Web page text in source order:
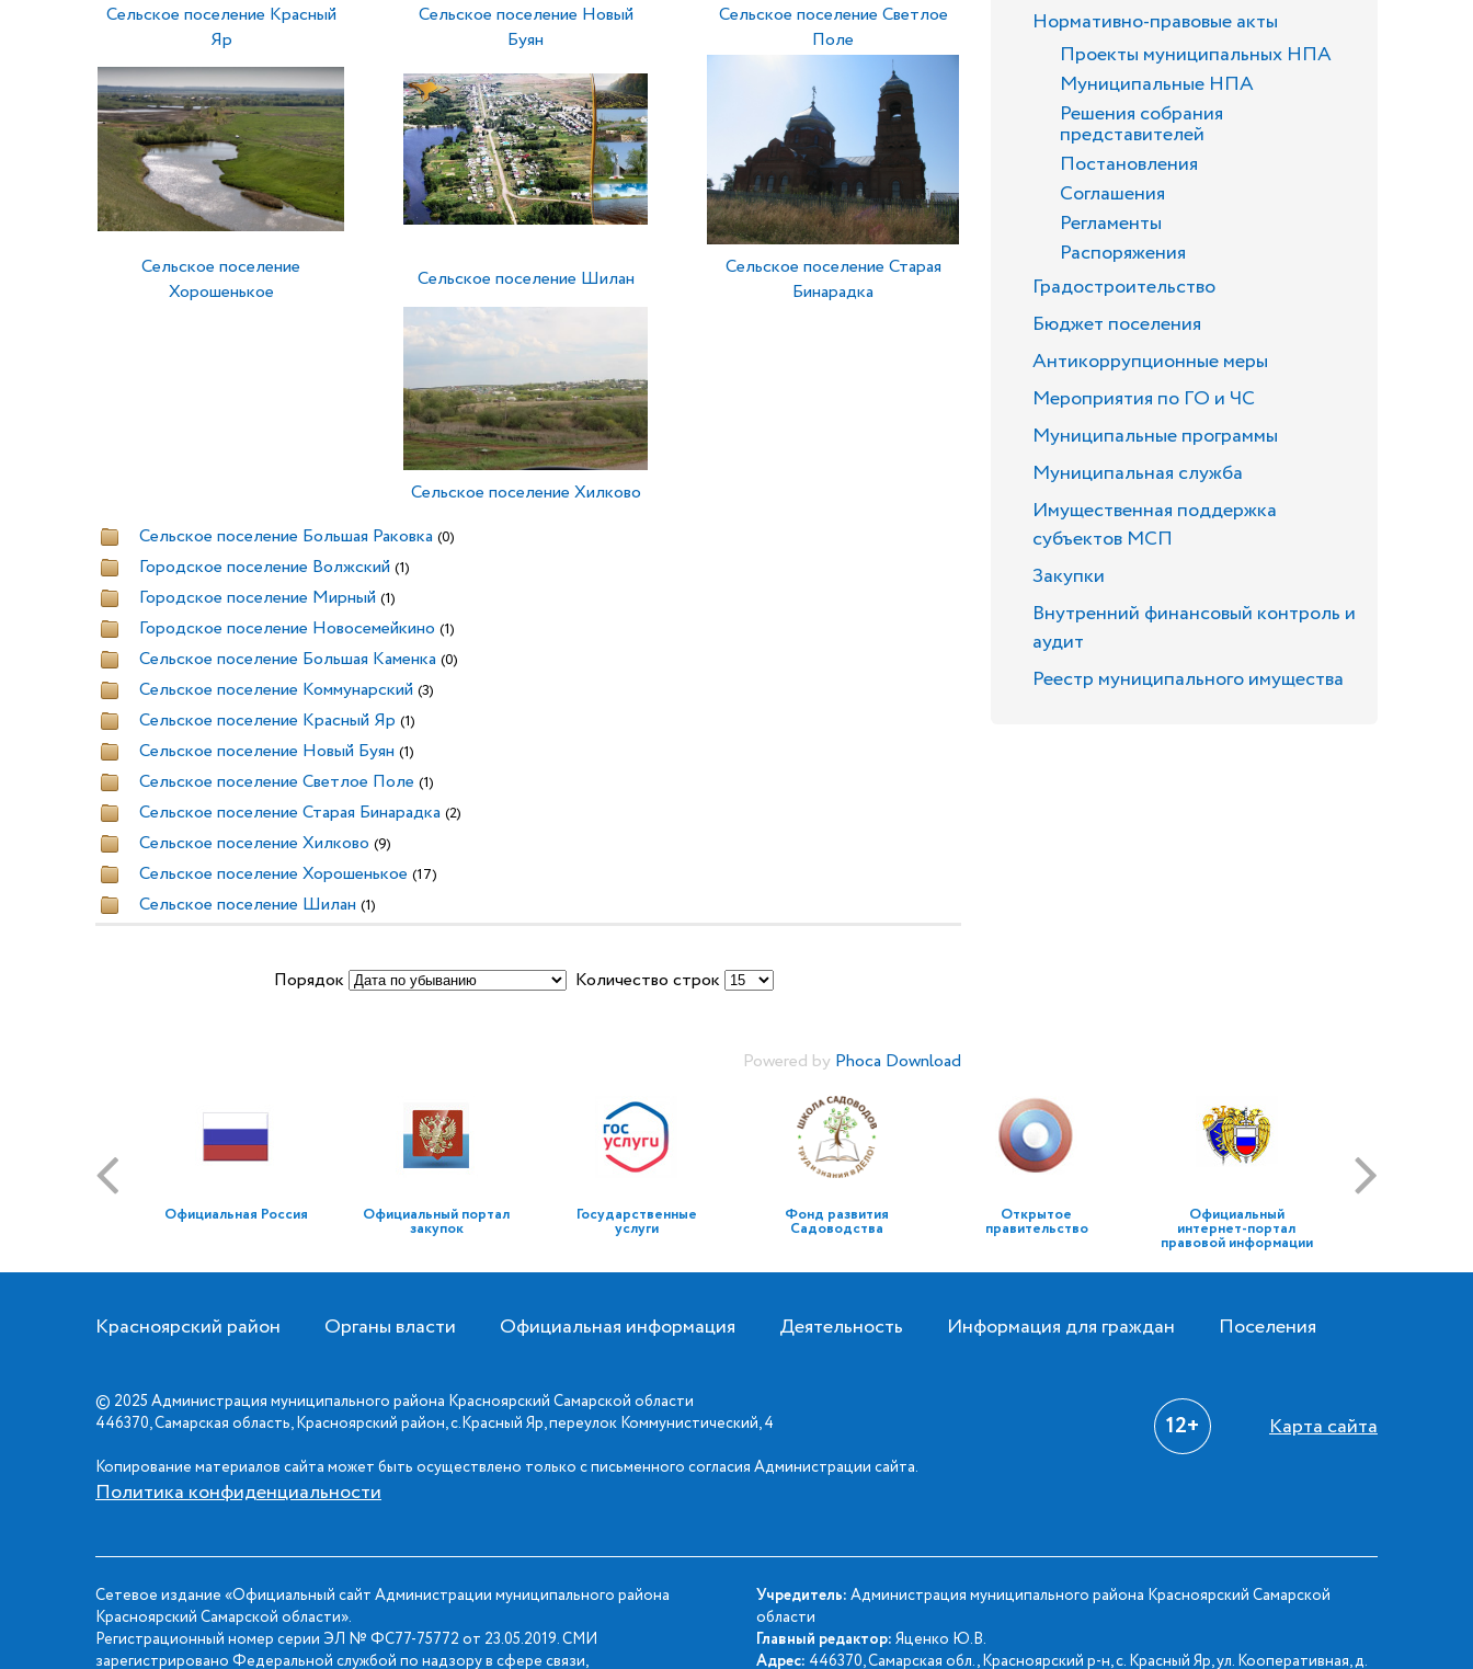
Сельское поселение Красный
Яр
Сельское поселение Новый
Буян
Сельское поселение Светлое
Поле
Сельское поселение
Хорошенькое
Сельское поселение Шилан
Сельское поселение Старая
Бинарадка
Сельское поселение Хилково
Сельское поселение Большая Раковка (0)
Городское поселение Волжский (1)
Городское поселение Мирный (1)
Городское поселение Новосемейкино (1)
Сельское поселение Большая Каменка (0)
Сельское поселение Коммунарский (3)
Сельское поселение Красный Яр (1)
Сельское поселение Новый Буян (1)
Сельское поселение Светлое Поле (1)
Сельское поселение Старая Бинарадка (2)
Сельское поселение Хилково (9)
Сельское поселение Хорошенькое (17)
Сельское поселение Шилан (1)
Порядок Количество строк
Powered by Phoca Download
Нормативно-правовые акты
Проекты муниципальных НПА
Муниципальные НПА
Решения собрания
представителей
Постановления
Соглашения
Регламенты
Распоряжения
Градостроительство
Бюджет поселения
Антикоррупционные меры
Мероприятия по ГО и ЧС
Муниципальные программы
Муниципальная служба
Имущественная поддержка
субъектов МСП
Закупки
Внутренний финансовый контроль и
аудит
Реестр муниципального имущества
Официальная Россия Официальный портал
закупок
Государственные
услуги
Фонд развития
Садоводства
Открытое
правительство
Официальный
интернет-портал
правовой информации
Красноярский район Органы власти Официальная информация Деятельность Информация для граждан Поселения
© 2025 Администрация муниципального района Красноярский Самарской области
446370, Самарская область, Красноярский район, с.Красный Яр, переулок Коммунистический, 4
Копирование материалов сайта может быть осуществлено только с письменного согласия Администрации сайта.
Политика конфиденциальности
12+ Карта сайта
Сетевое издание «Официальный сайт Администрации муниципального района
Красноярский Самарской области».
Регистрационный номер серии ЭЛ № ФС77-75772 от 23.05.2019. СМИ
зарегистрировано Федеральной службой по надзору в сфере связи,
Учредитель: Администрация муниципального района Красноярский Самарской
области
Главный редактор: Яценко Ю.В.
Адрес: 446370, Самарская обл., Красноярский р-н, с. Красный Яр, ул. Кооперативная, д.